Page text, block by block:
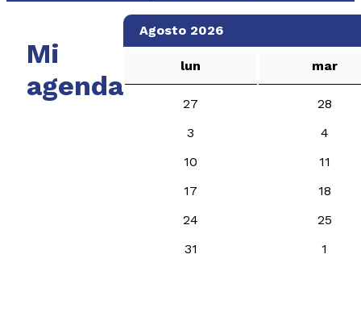
Mi
agenda
Agosto 2026
lun mar
27
28
3
4
10
11
17
18
24
25
31
1